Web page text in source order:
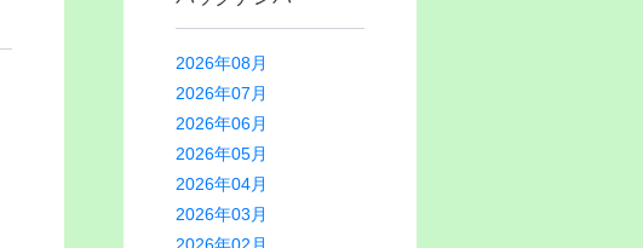
2026年08月
2026年07月
2026年06月
2026年05月
2026年04月
2026年03月
2026年02月